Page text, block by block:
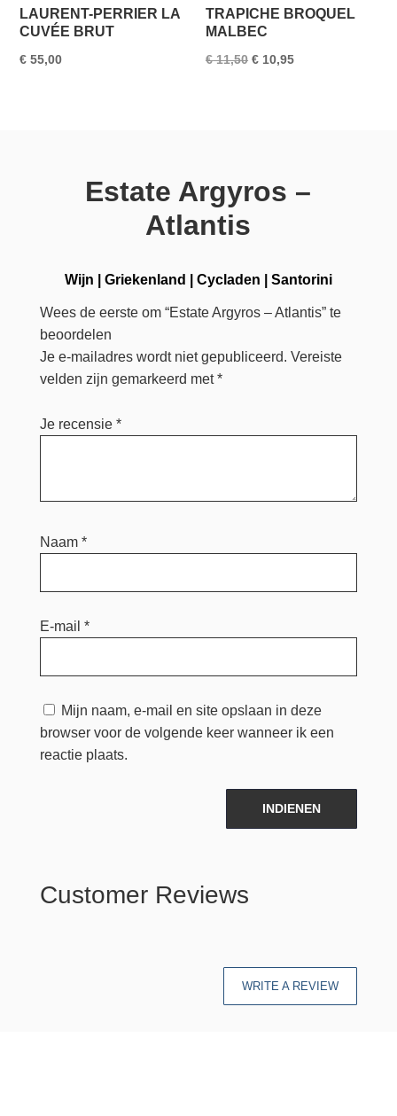
LAURENT-PERRIER LA
CUVÉE BRUT
€ 55,00
TRAPICHE BROQUEL
MALBEC
€11,50 Oorspronkelijke
€ 10,95Huidige
Estate Argyros –
Atlantis
Wijn Griekenland Cycladen Santorini
Wees de eerste om “Estate Argyros – Atlantis” te
beoordelen
Je e-mailadres wordt niet gepubliceerd. Vereiste
velden zijn gemarkeerd met*
Je recensie *
Naam *
E-mail *
Mijn naam, e-mail en site opslaan in deze
browser voor de volgende keer wanneer ik een
reactie plaats.
INDIENEN
Customer Reviews
WRITE A REVIEW